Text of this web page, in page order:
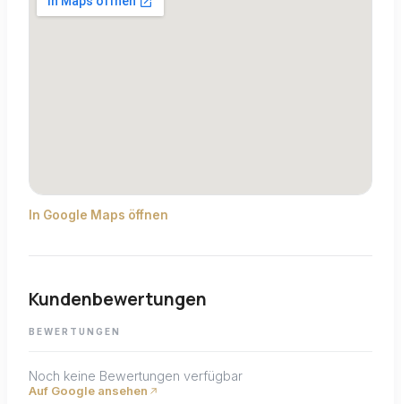
In Google Maps öffnen
Kundenbewertungen
BEWERTUNGEN
Noch keine Bewertungen verfügbar
Auf Google ansehen